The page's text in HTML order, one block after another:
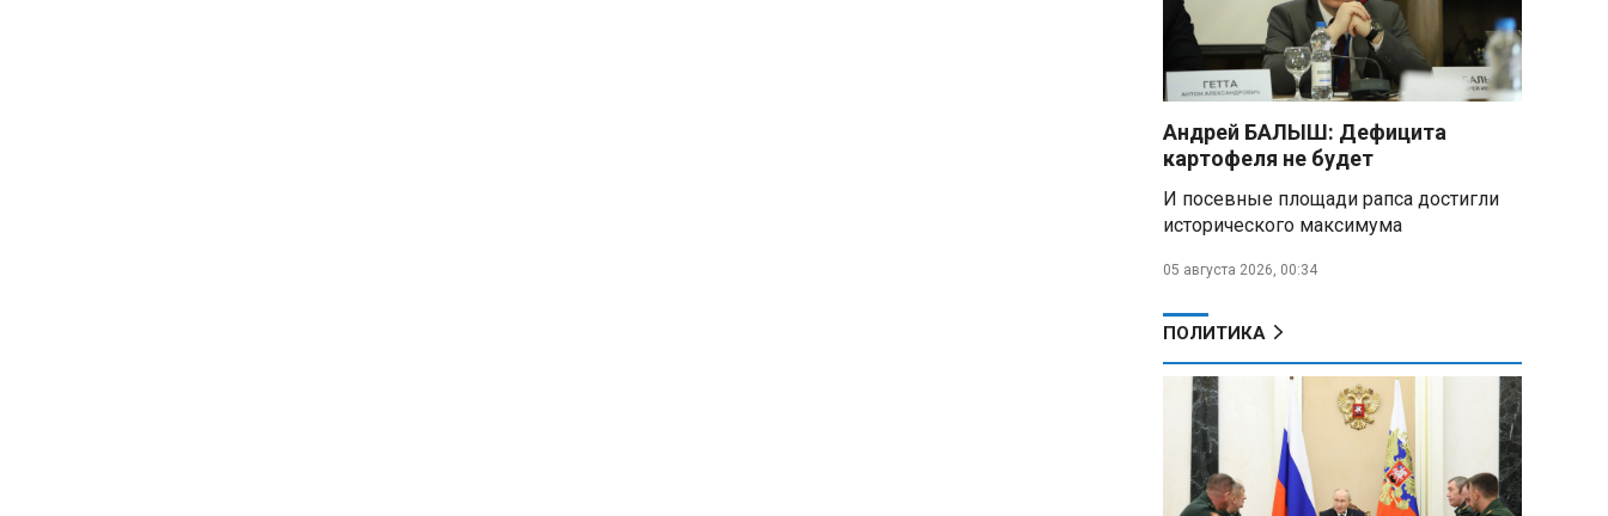
Александр Лукашенко:
Россияне «услышали батьку» и
скупают пустующие дома в
белорусских деревнях
Алесандр Лукашенко назвал
работу сельской торговли
возмутился «просрочкой и
тухлятиной»
Владимир Путин обсудил с
меры по защите инфраструктуры
Минобороны РФ: «Искандер»
уничтожил эшелон с техникой
ВСУ в Днепропетровской
области
Андрей БАЛЫШ: Дефицита
картофеля не будет
И посевные площади рапса достигли
исторического максимума
05 августа 2026, 00:34
ПОЛИТИКА